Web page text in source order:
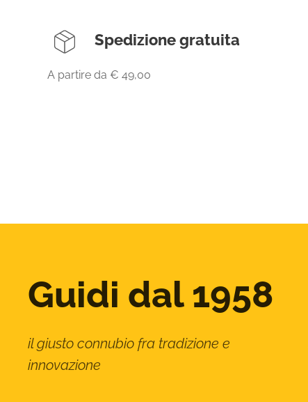
Spedizione gratuita
A partire da € 49,00
Guidi dal 1958
il giusto connubio fra tradizione e
innovazione